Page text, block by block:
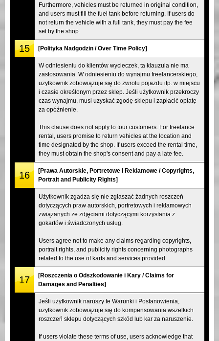
Furthermore, vehicles must be returned in original condition,
and users must fill the fuel tank before returning. If users do
not return the vehicle with a full tank, they must pay the fee
set by the shop.
15 [Polityka Nadgodzin / Over Time Policy]
W odniesieniu do klientów wycieczek, ta klauzula nie ma
zastosowania. W odniesieniu do wynajmu freelancerskiego,
użytkownik zobowiązuje się do zwrotu pojazdu itp. w miejscu
i czasie określonym przez sklep. Jeśli użytkownik przekroczy
czas wynajmu, musi uzyskać zgodę sklepu i zapłacić opłatę
za opóźnienie.
This clause does not apply to tour customers. For freelance
rental, users promise to return vehicles at the location and
time designated by the shop. If users exceed the rental time,
they must obtain the shop's consent and pay a late fee.
16
[Prawa Autorskie, Portretowe i Reklamowe / Copyrights,
Portrait and Publicity Rights]
Użytkownik zgadza się nie zgłaszać żadnych roszczeń
dotyczących praw autorskich, portretowych i reklamowych
związanych ze zdjęciami dotyczącymi korzystania z
gokartów i świadczonych usług.
Users agree not to make any claims regarding copyrights,
portrait rights, and publicity rights concerning photographs
related to the use of karts and services provided.
17
[Roszczenia o Odszkodowanie i Kary / Claims for
Damages and Penalties]
Jeśli użytkownik naruszy te Warunki i Postanowienia,
użytkownik zobowiązuje się do kompensowania wszelkich
roszczeń sklepu dotyczących szkód lub kar za naruszenie.
If users violate these terms of use, users acknowledge that